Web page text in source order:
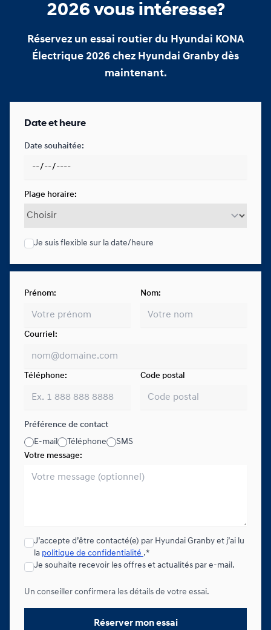
2026 vous intéresse?
Réservez un essai routier du Hyundai KONA
Électrique 2026 chez Hyundai Granby dès
maintenant.
Date et heure
Date souhaitée:
Plage horaire:
Je suis flexible sur la date/heure
Prénom: Nom:
Courriel:
Téléphone: Code postal
Préférence de contact
E-mail
Téléphone
SMS
Votre message:
J’accepte d’être contacté(e) par Hyundai Granby et j’ai lu
la politique de confidentialité .*
Je souhaite recevoir les offres et actualités par e-mail.
Un conseiller confirmera les détails de votre essai.
Réserver mon essai